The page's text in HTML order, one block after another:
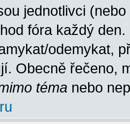
jednotlivci
fóra každý
odemykat,
Obecně řečeno,
téma nebo